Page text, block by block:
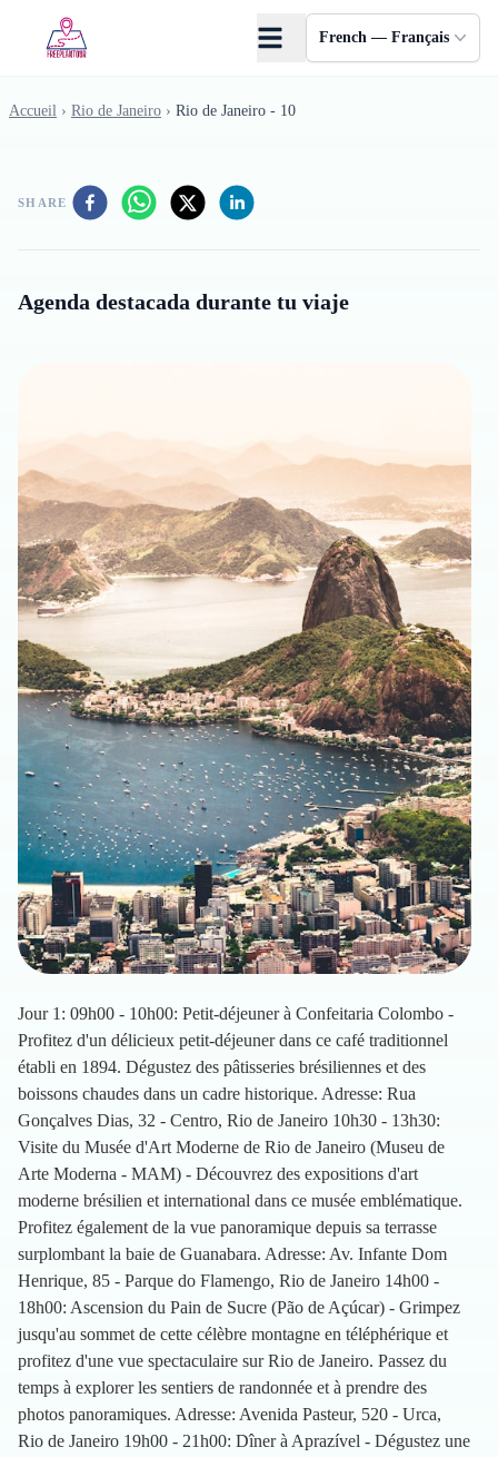
French — Français
Accueil › Rio de Janeiro › Rio de Janeiro - 10
SHARE
Agenda destacada durante tu viaje
Jour 1: 09h00 - 10h00: Petit-déjeuner à Confeitaria Colombo -
Profitez d'un délicieux petit-déjeuner dans ce café traditionnel
établi en 1894. Dégustez des pâtisseries brésiliennes et des
boissons chaudes dans un cadre historique. Adresse: Rua
Gonçalves Dias, 32 - Centro, Rio de Janeiro 10h30 - 13h30:
Visite du Musée d'Art Moderne de Rio de Janeiro (Museu de
Arte Moderna - MAM) - Découvrez des expositions d'art
moderne brésilien et international dans ce musée emblématique.
Profitez également de la vue panoramique depuis sa terrasse
surplombant la baie de Guanabara. Adresse: Av. Infante Dom
Henrique, 85 - Parque do Flamengo, Rio de Janeiro 14h00 -
18h00: Ascension du Pain de Sucre (Pão de Açúcar) - Grimpez
jusqu'au sommet de cette célèbre montagne en téléphérique et
profitez d'une vue spectaculaire sur Rio de Janeiro. Passez du
temps à explorer les sentiers de randonnée et à prendre des
photos panoramiques. Adresse: Avenida Pasteur, 520 - Urca,
Rio de Janeiro 19h00 - 21h00: Dîner à Aprazível - Dégustez une